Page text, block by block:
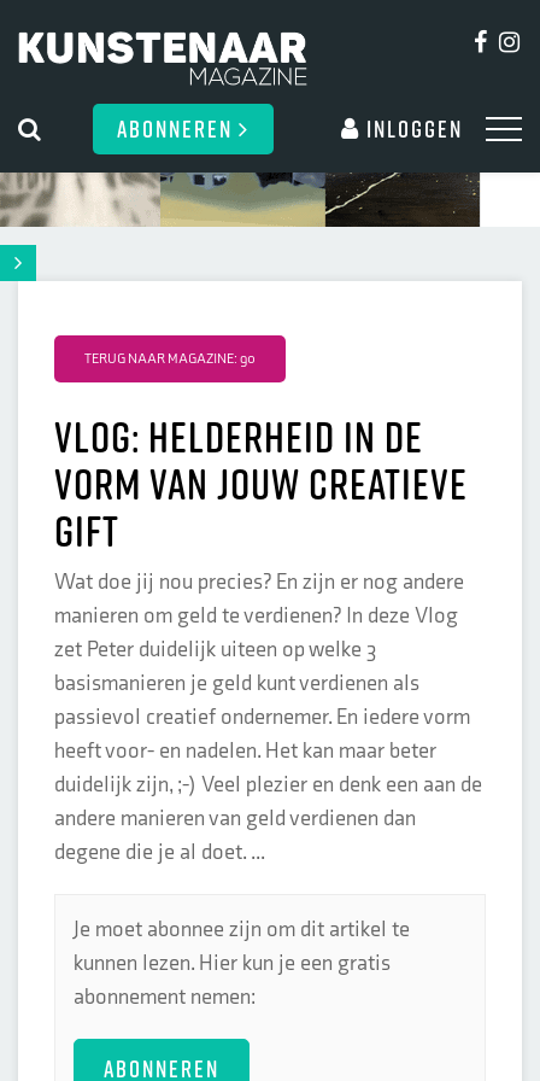
ABONNEREN Inloggen
TERUG NAAR MAGAZINE: 90
Vlog: Helderheid in de
vorm van jouw creatieve
Gift
Wat doe jij nou precies? En zijn er nog andere
manieren om geld te verdienen? In deze Vlog
zet Peter duidelijk uiteen op welke 3
basismanieren je geld kunt verdienen als
passievol creatief ondernemer. En iedere vorm
heeft voor- en nadelen. Het kan maar beter
duidelijk zijn, ;-) Veel plezier en denk een aan de
andere manieren van geld verdienen dan
degene die je al doet. ...
Je moet abonnee zijn om dit artikel te
kunnen lezen. Hier kun je een gratis
abonnement nemen:
ABONNEREN